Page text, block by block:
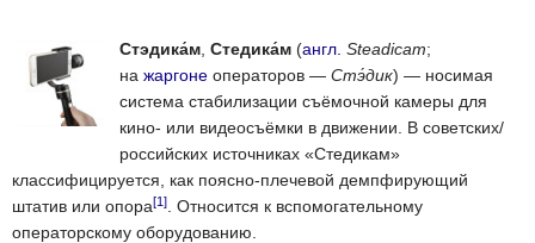
Стэдика́м Стедика́м (англ. Steadicam;
на жаргоне операторов — Стэ́дик) — носимая
система стабилизации съёмочной камеры для
кино- или видеосъёмки в движении. В советских/
российских источниках «Стедикам»
классифицируется, как поясно-плечевой демпфирующий
штатив или опора[1]
. Относится к вспомогательному
операторскому оборудованию.